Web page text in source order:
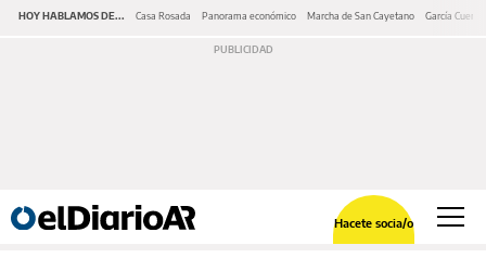
HOY HABLAMOS DE... Casa Rosada Panorama económico Marcha de San Cayetano García Cuerva
Hacete socia/o